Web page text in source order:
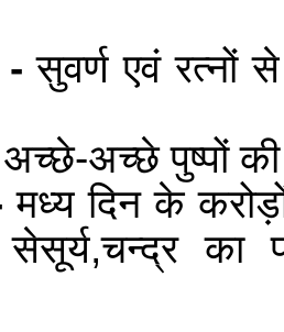
- सुवर्ण एवं रत्नों
अच्छे-अच्छे पुष्पों
मध्य दिन के
का